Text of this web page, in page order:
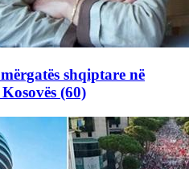
shqiptare në
(60)